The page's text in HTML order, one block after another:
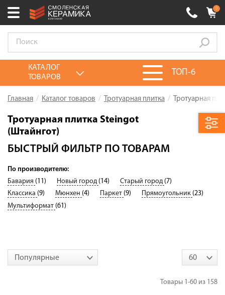
Выберите ваш город:
+7 (4812) 548-777
0 товаров на сумму0.00руб.
Акции
О компании
Калькулятор
Сервис
Оплата
Доставка
Контакты
0
ТОП-6
КАТАЛОГ
ТОВАРОВ
Главная Каталог товаров Тротуарная плитка Тротуарная
Тротуарная плитка Steingot
(Штайнгот)
БЫСТРЫЙ ФИЛЬТР ПО ТОВАРАМ
По производителю:
Бавария (11) Новый город (14) Старый город (7)
Классика (9) Мюнхен (4) Паркет (9) Прямоугольник (23)
Мультиформат (61)
Популярные 60
Товары 1-60 из 158